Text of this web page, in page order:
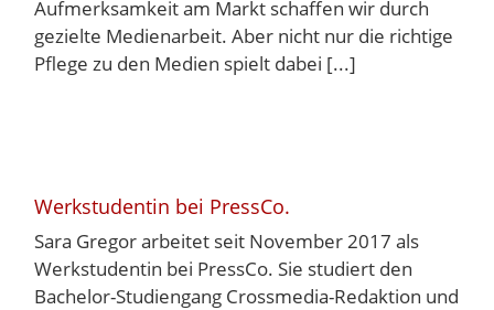
Aufmerksamkeit am Markt schaffen wir durch
gezielte Medienarbeit. Aber nicht nur die richtige
Pflege zu den Medien spielt dabei [...]
Werkstudentin bei PressCo.
Sara Gregor arbeitet seit November 2017 als
Werkstudentin bei PressCo. Sie studiert den
Bachelor-Studiengang Crossmedia-Redaktion und